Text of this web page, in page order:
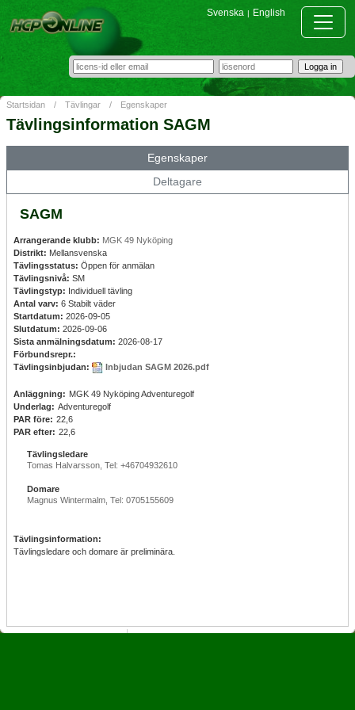
Svenska | English
Startsidan / Tävlingar / Egenskaper
Tävlingsinformation SAGM
Egenskaper
Deltagare
SAGM
Arrangerande klubb: MGK 49 Nyköping
Distrikt: Mellansvenska
Tävlingsstatus: Öppen för anmälan
Tävlingsnivå: SM
Tävlingstyp: Individuell tävling
Antal varv: 6 Stabilt väder
Startdatum: 2026-09-05
Slutdatum: 2026-09-06
Sista anmälningsdatum: 2026-08-17
Förbundsrepr.:
Tävlingsinbjudan:
Inbjudan SAGM 2026.pdf
Anläggning: MGK 49 Nyköping Adventuregolf
Underlag: Adventuregolf
PAR före: 22,6
PAR efter: 22,6
Tävlingsledare
Tomas Halvarsson, Tel: +46704932610
Domare
Magnus Wintermalm, Tel: 0705155609
Tävlingsinformation:
Tävlingsledare och domare är preliminära.